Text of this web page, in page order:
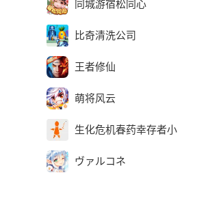
同城游宿松同心
比奇清洗公司
王者修仙
萌将风云
生化危机春药幸存者小
ヴァルコネ